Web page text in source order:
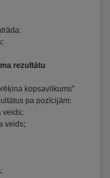
rezultātu
kopsavilkums”
pa pozīcijām:
veids;
veids;